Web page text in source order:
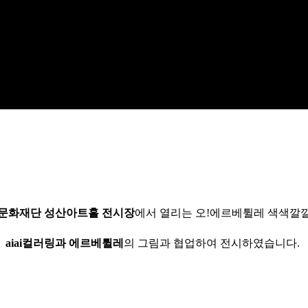
화재단 성산아트홀 전시장에서 열리는 오!에르베튈레 색색깔
aiai컬러링과 에르베튈레 의 그림과 협업하여 전시하였습니다.